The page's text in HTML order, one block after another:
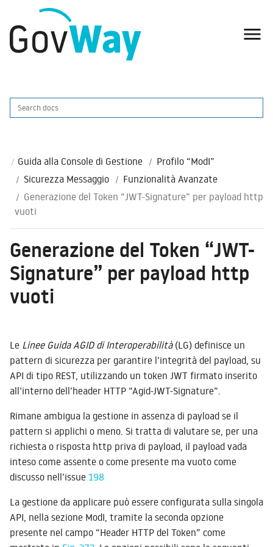

Guida alla Console di Gestione
Profilo “ModI”
Sicurezza Messaggio
Funzionalità Avanzate
Generazione del Token “JWT-Signature” per payload http
vuoti
Generazione del Token “JWT-
Signature” per payload http
vuoti
Le Linee Guida AGID di Interoperabilità(LG) definisce un
pattern di sicurezza per garantire l’integrità del payload, su
API di tipo REST, utilizzando un token JWT firmato inserito
all’interno dell’header HTTP “Agid-JWT-Signature”.
Rimane ambigua la gestione in assenza di payload se il
pattern si applichi o meno. Si tratta di valutare se, per una
richiesta o risposta http priva di payload, il payload vada
inteso come assente o come presente ma vuoto come
discusso nell’issue 198
La gestione da applicare può essere configurata sulla singola
API, nella sezione ModI, tramite la seconda opzione
presente nel campo “Header HTTP del Token” come